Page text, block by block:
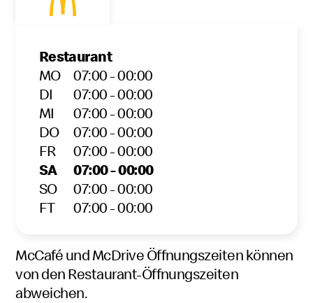
Restaurant
MO
07:00 - 00:00
DI
07:00 - 00:00
MI
07:00 - 00:00
DO
07:00 - 00:00
FR
07:00 - 00:00
SA
07:00 - 00:00
SO
07:00 - 00:00
FT
07:00 - 00:00
McCafé und McDrive Öffnungszeiten können
von den Restaurant-Öffnungszeiten
abweichen.